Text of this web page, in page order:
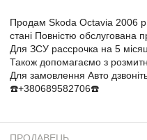
Продам Skoda Octavia 2006
стані Повністю обслугована
Для ЗСУ рассрочка на 5
Також допомагаємо з
Для замовлення Авто
☎️+380689582706☎️